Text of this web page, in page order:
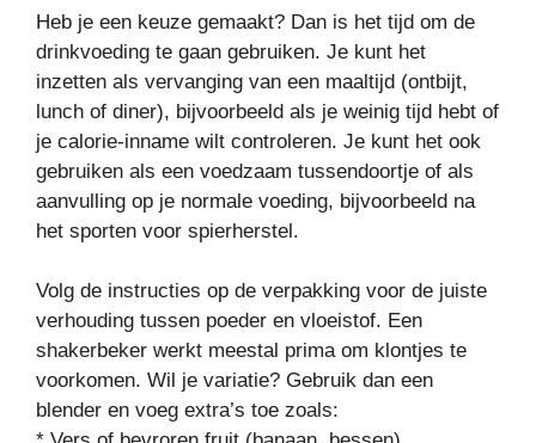
Heb je een keuze gemaakt? Dan is het tijd om de
drinkvoeding te gaan gebruiken. Je kunt het
inzetten als vervanging van een maaltijd (ontbijt,
lunch of diner), bijvoorbeeld als je weinig tijd hebt of
je calorie-inname wilt controleren. Je kunt het ook
gebruiken als een voedzaam tussendoortje of als
aanvulling op je normale voeding, bijvoorbeeld na
het sporten voor spierherstel.
Volg de instructies op de verpakking voor de juiste
verhouding tussen poeder en vloeistof. Een
shakerbeker werkt meestal prima om klontjes te
voorkomen. Wil je variatie? Gebruik dan een
blender en voeg extra’s toe zoals: